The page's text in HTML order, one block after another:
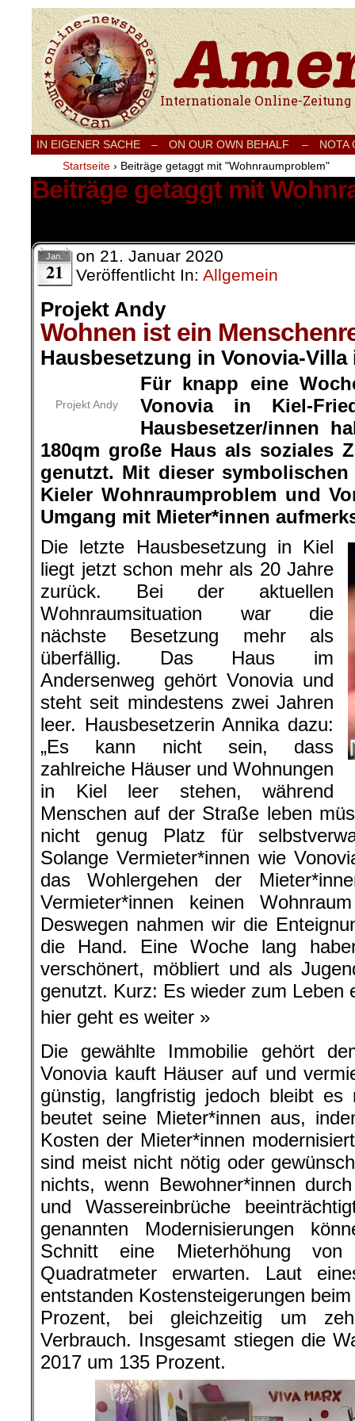
Internationale Onlinezeitung für Frieden,
IN EIGENER SACHE – ON OUR OWN BEHALF –
NOTA
Startseite › Beiträge getaggt mit "Wohnraumproblem"
Beiträge getaggt mit
Jan.
21
on 21. Januar 2020
Veröffentlicht In: Allgemein
Projekt Andy
Wohnen ist ein
Hausbesetzung in Vonovia-
Projekt Andy
Für knapp eine
Vonovia in Kiel-
Hausbesetzer/innen
180qm große Haus als soziales
genutzt. Mit dieser
Kieler Wohnraumproblem und
Umgang mit Mieter*innen
Die letzte Hausbesetzung in Kiel
liegt jetzt schon mehr als 20 Jahre
zurück. Bei der aktuellen
Wohnraumsituation war die
nächste Besetzung mehr als
überfällig. Das Haus im
Andersenweg gehört Vonovia und
steht seit mindestens zwei Jahren
leer. Hausbesetzerin Annika dazu:
„Es kann nicht sein, dass
zahlreiche Häuser und Wohnungen
in Kiel leer stehen, während
Menschen auf der Straße leben
nicht genug Platz für
Solange Vermieter*innen wie
das Wohlergehen der
Vermieter*innen keinen
Deswegen nahmen wir die
die Hand. Eine Woche lang
verschönert, möbliert und als
genutzt. Kurz: Es wieder zum Leben
hier geht es weiter »
Die gewählte Immobilie gehört
Vonovia kauft Häuser auf und
günstig, langfristig jedoch bleibt
beutet seine Mieter*innen aus,
Kosten der Mieter*innen
sind meist nicht nötig oder
nichts, wenn Bewohner*innen
und Wassereinbrüche
genannten Modernisierungen
Schnitt eine Mieterhöhung
Quadratmeter erwarten. Laut
entstanden Kostensteigerungen
Prozent, bei gleichzeitig um
Verbrauch. Insgesamt stiegen die
2017 um 135 Prozent.